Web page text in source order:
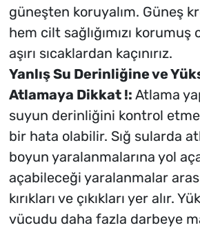
güneşten koruyalım. Güneş
hem cilt sağlığımızı
aşırı sıcaklardan kaçınırız.
Yanlış Su Derinliğine ve
Atlamaya Dikkat !: Atlama
suyun derinliğini kontrol
bir hata olabilir. Sığ sularda
boyun yaralanmalarına yol
açabileceği yaralanmalar
kırıkları ve çıkıkları yer alır.
vücudu daha fazla darbeye